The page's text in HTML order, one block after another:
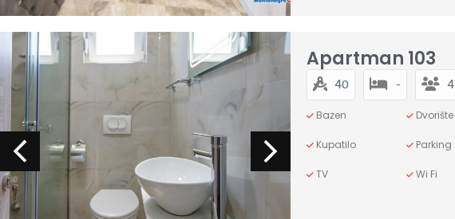
Apartman 103
40 - 4
Bazen Dvorište
Kupatilo Parking
TV Wi Fi